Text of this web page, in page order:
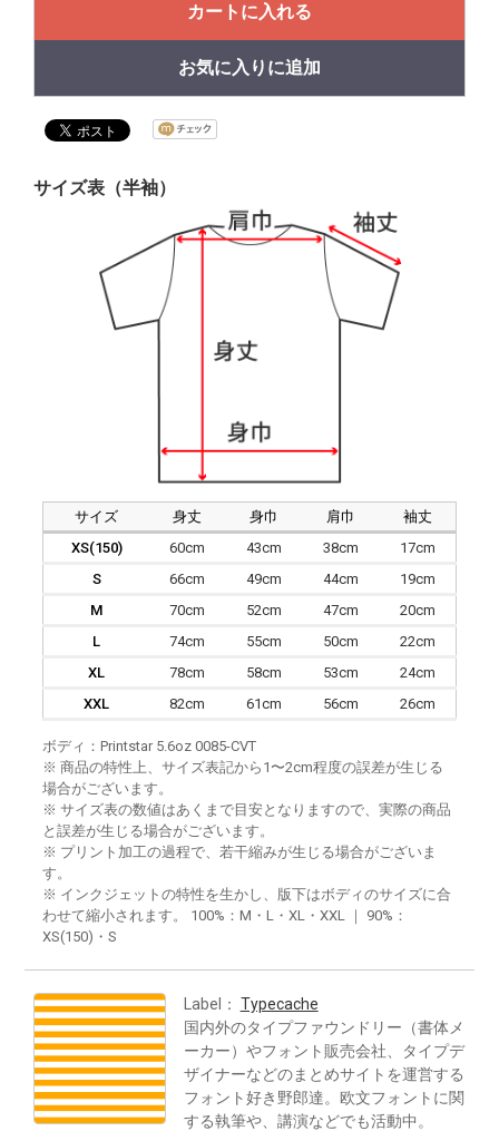
カートに入れる
お気に入りに追加
サイズ表（半袖）
サイズ 身丈 身巾 肩巾
袖丈
XS(150)
60cm 43cm 38cm
17cm
S
66cm 49cm 44cm
19cm
M
70cm 52cm 47cm
20cm
L
74cm 55cm 50cm
22cm
XL
78cm 58cm 53cm
24cm
XXL
82cm 61cm 56cm 26cm
ボディ：Printstar 5.6oz 0085-CVT
※ 商品の特性上、サイズ表記から1〜2cm程度の誤差が生じる
場合がございます。
※ サイズ表の数値はあくまで目安となりますので、実際の商品
と誤差が生じる場合がございます。
※ プリント加工の過程で、若干縮みが生じる場合がございま
す。
※ インクジェットの特性を生かし、版下はボディのサイズに合
わせて縮小されます。 100%：M・L・XL・XXL ｜ 90%：
XS(150)・S
Label： Typecache
国内外のタイプファウンドリー（書体メ
ーカー）やフォント販売会社、タイプデ
ザイナーなどのまとめサイトを運営する
フォント好き野郎達。欧文フォントに関
する執筆や、講演などでも活動中。